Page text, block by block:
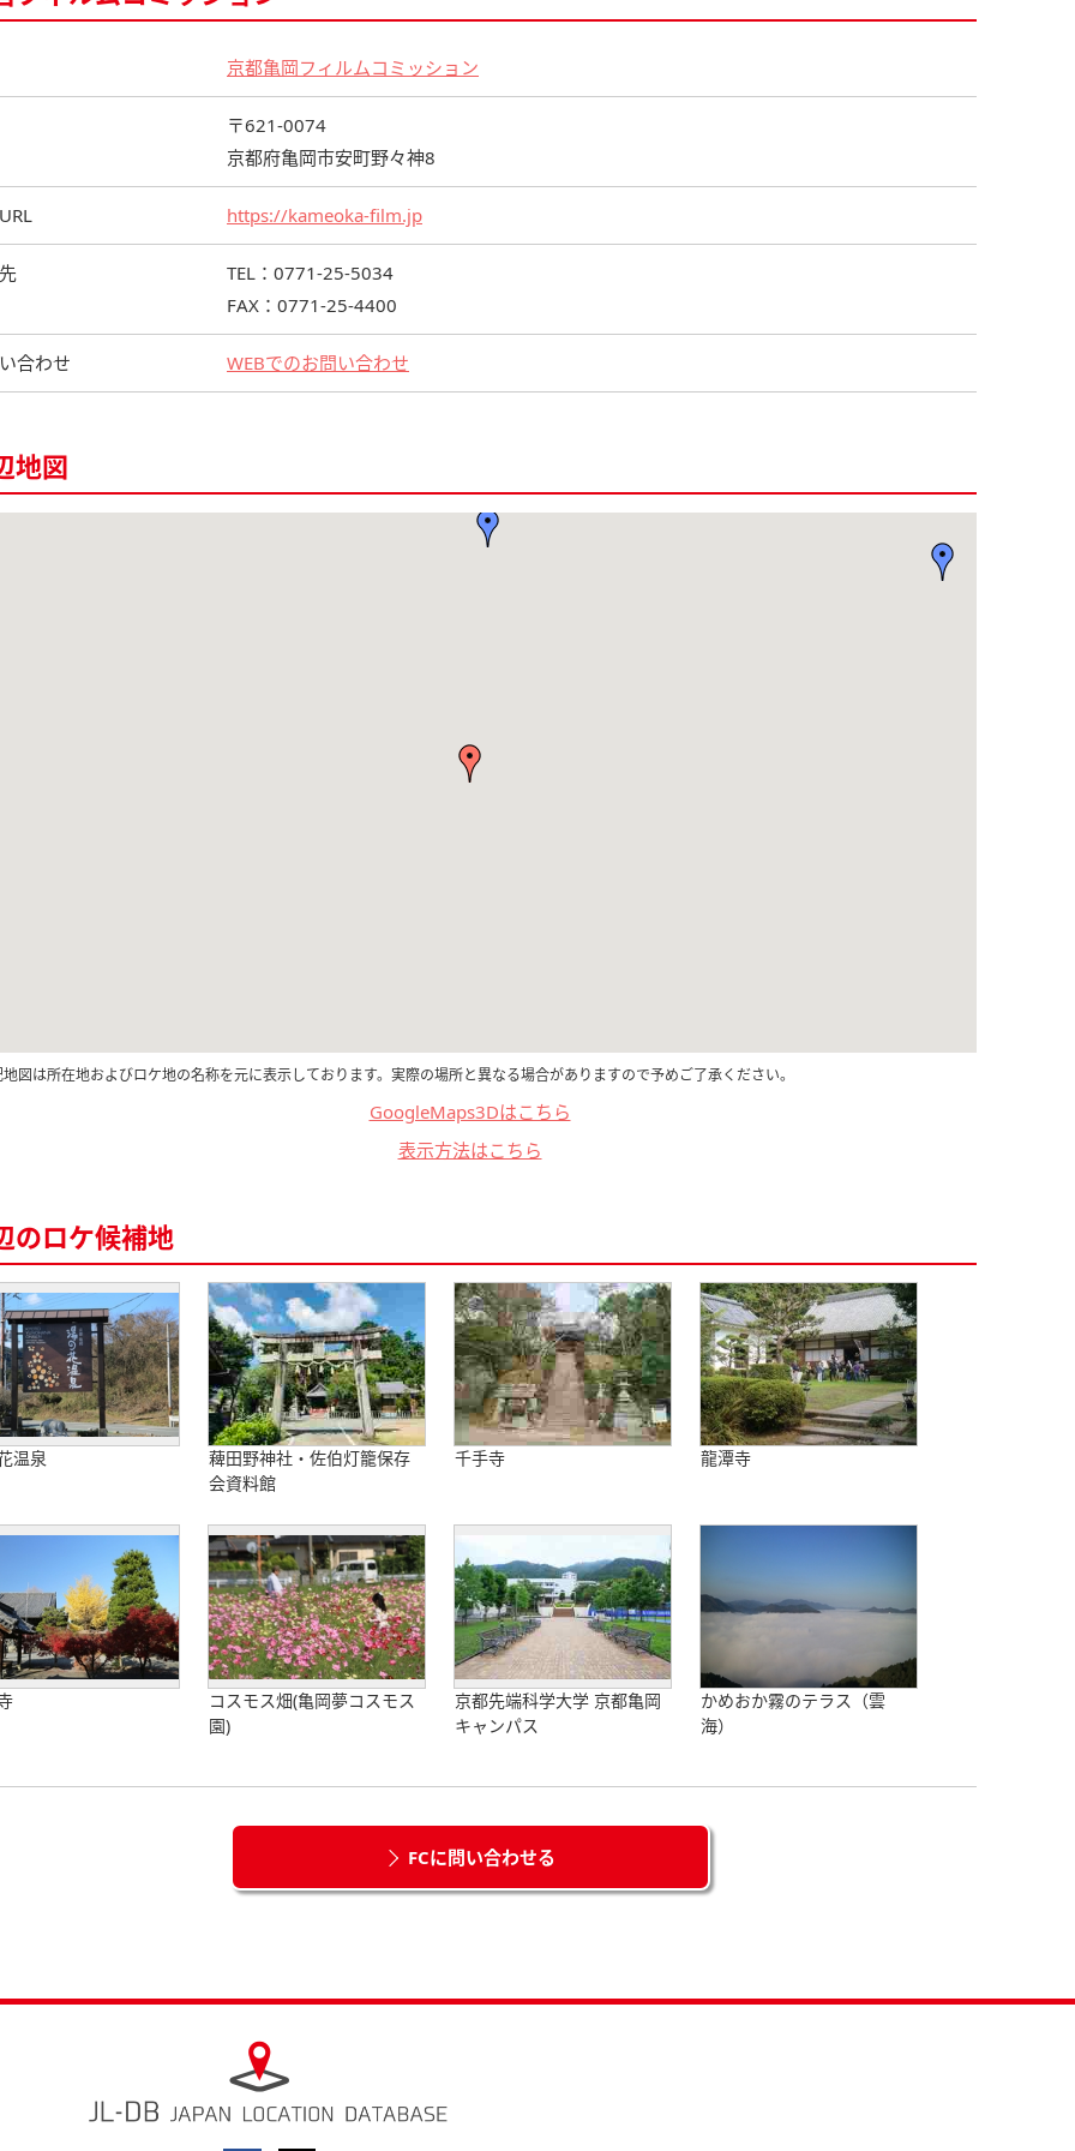
京都亀岡フィルムコミッション
〒621-0074
京都府亀岡市安町野々神8
https://kameoka-film.jp
TEL：0771-25-5034
FAX：0771-25-4400
合わせ WEBでのお問い合わせ
地図
図は所在地およびロケ地の名称を元に表示しております。実際の場所と異なる場合がありますので予めご了承ください。
GoogleMaps3Dはこちら
表示方法はこちら
のロケ候補地
温泉
薭田野神社・佐伯灯籠保存
会資料館
千手寺 龍潭寺
コスモス畑(亀岡夢コスモス
園)
京都先端科学大学 京都亀岡
キャンパス
かめおか霧のテラス（雲
海）
FCに問い合わせる